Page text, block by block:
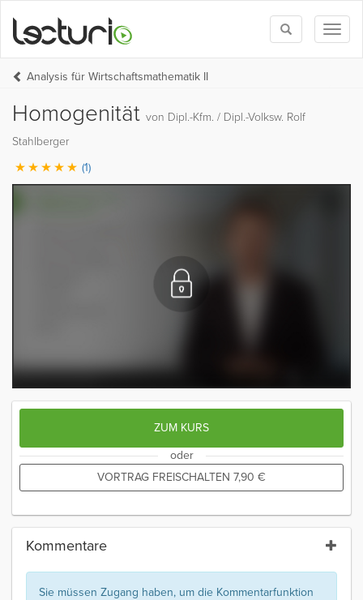
Toggle
search
Analysis für Wirtschaftsmathematik II
Homogenität von Dipl.-Kfm. / Dipl.-Volksw. Rolf
Stahlberger
(1)
ZUM KURS
oder
VORTRAG FREISCHALTEN 7,90 €
Kommentare
Sie müssen Zugang haben, um die Kommentarfunktion